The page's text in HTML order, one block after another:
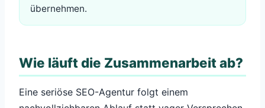
übernehmen.
Wie läuft die Zusammenarbeit ab?
Eine seriöse SEO-Agentur folgt einem